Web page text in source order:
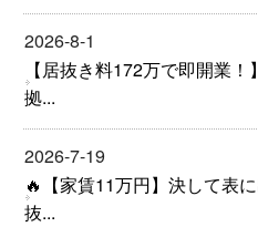
2026-8-1
【居抜き料172万で即開業
拠...
2026-7-19
🔥【家賃11万円】決して表
抜...